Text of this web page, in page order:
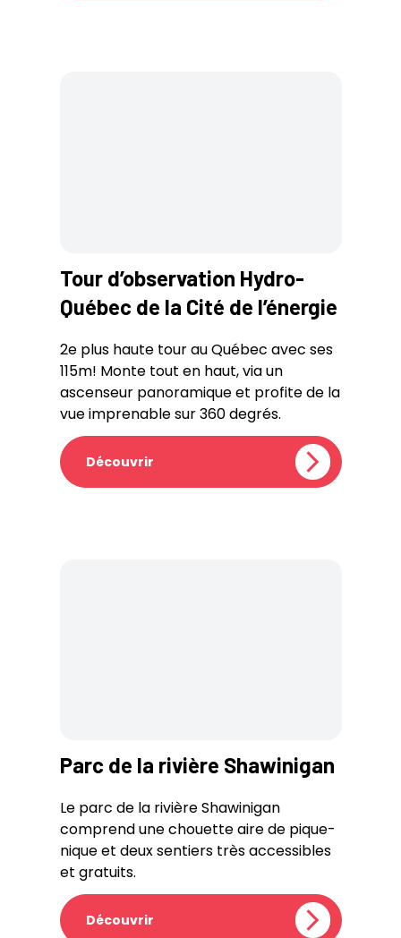
Tour d’observation Hydro-
Québec de la Cité de l’énergie
2e plus haute tour au Québec avec ses
115m! Monte tout en haut, via un
ascenseur panoramique et profite de la
vue imprenable sur 360 degrés.
Découvrir
Parc de la rivière Shawinigan
Le parc de la rivière Shawinigan
comprend une chouette aire de pique-
nique et deux sentiers très accessibles
et gratuits.
Découvrir